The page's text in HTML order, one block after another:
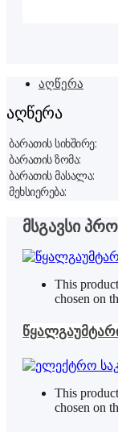
აღწერა
აღწერა
ბარათის სიხშირე:
ბარათის ზომა:
ბარათის მასალა:
მეხსიერება:
მსგავსი
This
chosen on
This
chosen on